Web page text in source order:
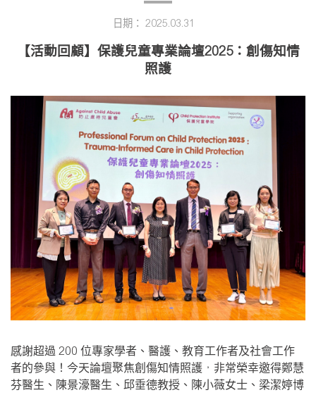
日期： 2025.03.31
【活動回顧】保護兒童專業論壇2025：創傷知情
照護
感謝超過 200 位專家學者、醫護、教育工作者及社會工作
者的參與！今天論壇聚焦創傷知情照護，非常榮幸邀得鄭慧
芬醫生、陳景濠醫生、邱垂德教授、陳小薇女士、梁潔婷博